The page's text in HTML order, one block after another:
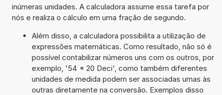
inúmeras unidades. A calculadora assume essa tarefa por
nós e realiza o cálculo em uma fração de segundo.
Além disso, a calculadora possibilita a utilização de
expressões matemáticas. Como resultado, não só é
possível contabilizar números uns com os outros, por
exemplo, '54 * 20 Deci', como também diferentes
unidades de medida podem ser associadas umas às
outras diretamente na conversão. Exemplos disso